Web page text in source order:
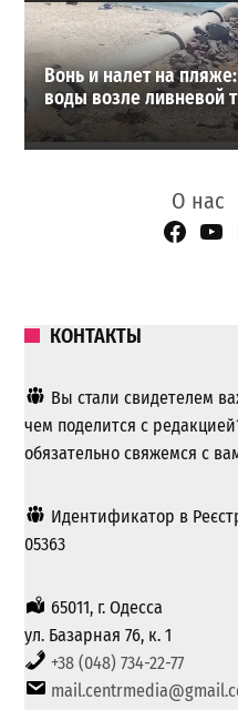
Вонь и налет на
воды возле ливневой
О нас
КОНТАКТЫ
Вы стали свидетелем
чем поделится с
обязательно свяжемся с
Идентификатор в
05363
65011, г. Одесса
ул. Базарная 76, к. 1
+38 (048) 734-22-77